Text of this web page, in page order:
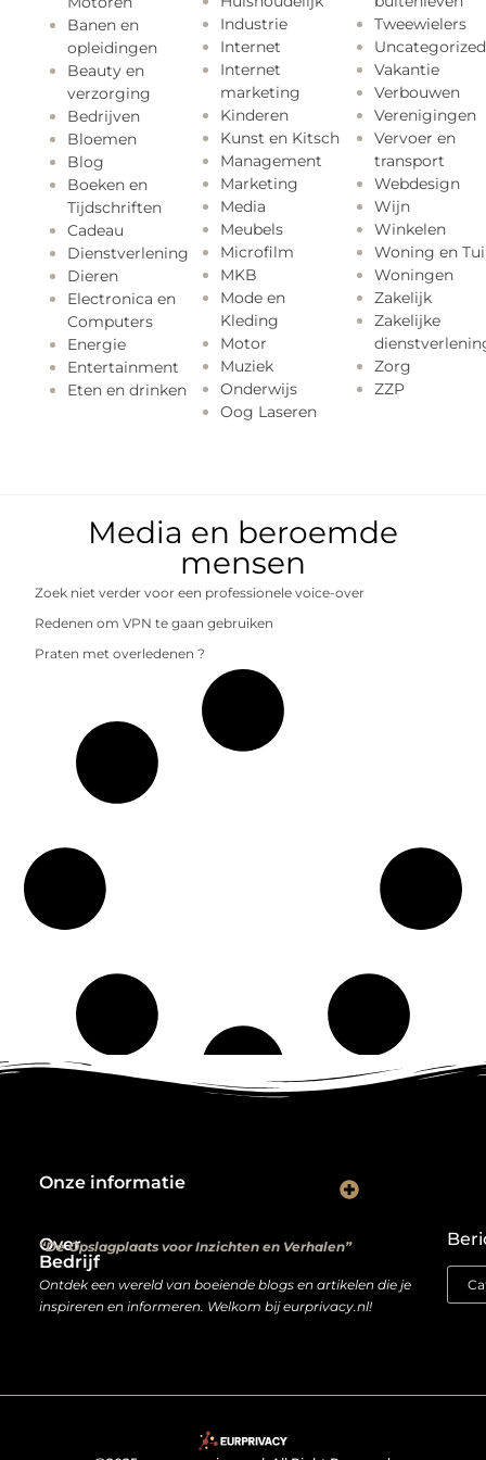
Banen en
opleidingen
Beauty en
verzorging
Bedrijven
Bloemen
Blog
Boeken en
Tijdschriften
Cadeau
Dienstverlening
Dieren
Electronica en
Computers
Energie
Entertainment
Eten en drinken
Industrie
Internet
Internet
marketing
Kinderen
Kunst en Kitsch
Management
Marketing
Media
Meubels
Microfilm
MKB
Mode en
Kleding
Motor
Muziek
Onderwijs
Oog Laseren
Tweewielers
Uncategorized
Vakantie
Verbouwen
Verenigingen
Vervoer en
transport
Webdesign
Wijn
Winkelen
Woning en
Woningen
Zakelijk
Zakelijke
Zorg
ZZP
Media en beroemde
mensen
Zoek niet verder voor een professionele voice-over
Redenen om VPN te gaan gebruiken
Praten met overledenen ?
Over
Bedrijf
“De Opslagplaats voor Inzichten en Verhalen”
Ontdek een wereld van boeiende blogs en artikelen die je
inspireren en informeren. Welkom bij eurprivacy.nl!
Onze informatie